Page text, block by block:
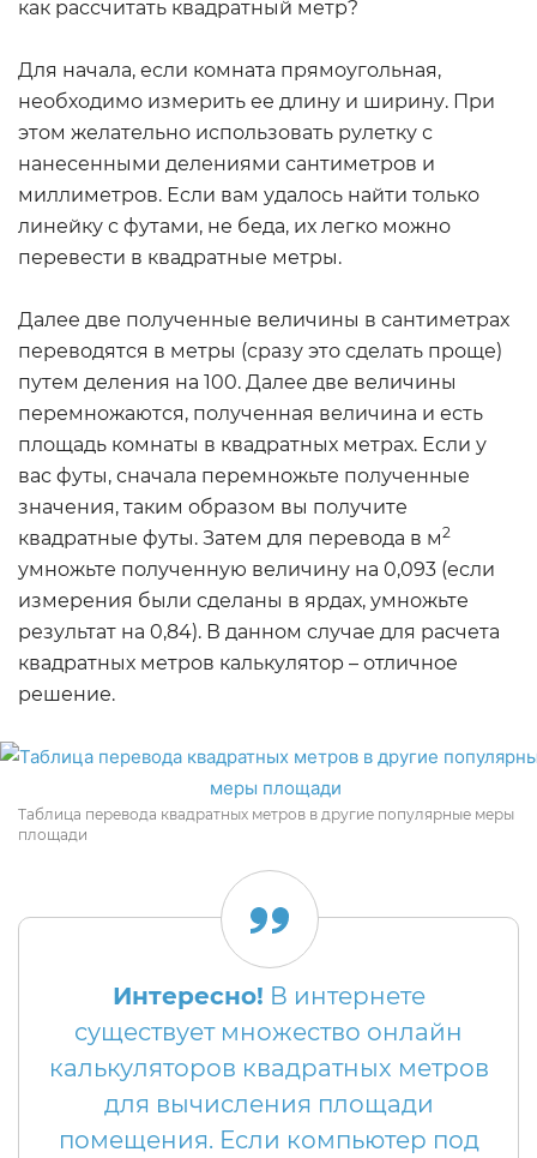
как рассчитать квадратный метр?
Для начала, если комната прямоугольная,
необходимо измерить ее длину и ширину. При
этом желательно использовать рулетку с
нанесенными делениями сантиметров и
миллиметров. Если вам удалось найти только
линейку с футами, не беда, их легко можно
перевести в квадратные метры.
Далее две полученные величины в сантиметрах
переводятся в метры (сразу это сделать проще)
путем деления на 100. Далее две величины
перемножаются, полученная величина и есть
площадь комнаты в квадратных метрах. Если у
вас футы, сначала перемножьте полученные
значения, таким образом вы получите
квадратные футы. Затем для перевода в м2
умножьте полученную величину на 0,093 (если
измерения были сделаны в ярдах, умножьте
результат на 0,84). В данном случае для расчета
квадратных метров калькулятор – отличное
решение.
Таблица перевода квадратных метров в другие популярные меры
площади
Интересно! В интернете
существует множество онлайн
калькуляторов квадратных метров
для вычисления площади
помещения. Если компьютер под